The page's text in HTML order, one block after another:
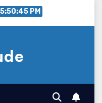
5:50:46 PM